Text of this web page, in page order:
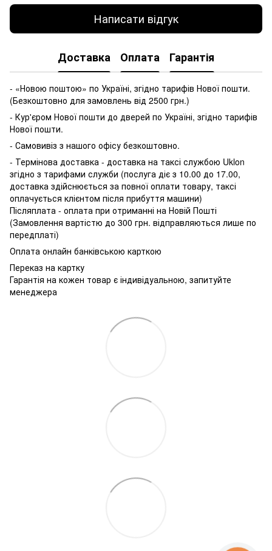
Написати відгук
Доставка Оплата Гарантія
- «Новою поштою» по Україні, згідно тарифів Нової пошти.
(Безкоштовно для замовлень від 2500 грн.)
- Кур'єром Нової пошти до дверей по Україні, згідно тарифів
Нової пошти.
- Самовивіз з нашого офісу безкоштовно.
- Термінова доставка - доставка на таксі службою Uklon
згідно з тарифами служби (послуга діє з 10.00 до 17.00,
доставка здійснюється за повної оплати товару, таксі
оплачується клієнтом після прибуття машини)
Післяплата - оплата при отриманні на Новій Пошті
(Замовлення вартістю до 300 грн. відправляються лише по
передплаті)
Оплата онлайн банківською карткою
Переказ на картку
Гарантія на кожен товар є індивідуальною, запитуйте
менеджера